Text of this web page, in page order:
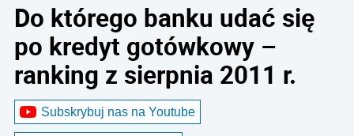
Do którego banku udać się
po kredyt gotówkowy –
ranking z sierpnia 2011 r.
Subskrybuj nas na Youtube